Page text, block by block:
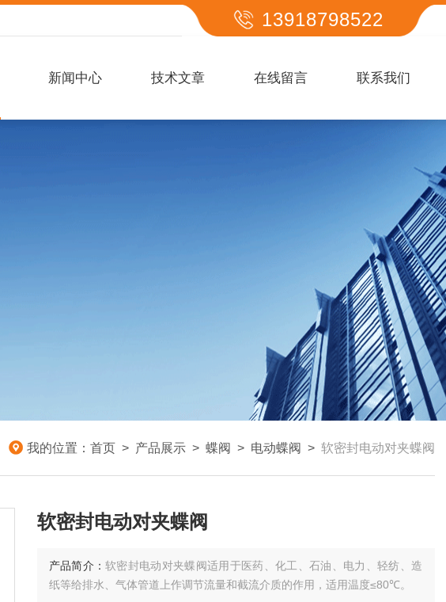
13918798522
新闻中心 技术文章 在线留言 联系我们
我的位置： 首页 > 产品展示 > 蝶阀 > 电动蝶阀 > 软密封电动对夹蝶阀
软密封电动对夹蝶阀
产品简介：软密封电动对夹蝶阀适用于医药、化工、石油、电力、轻纺、造
纸等给排水、气体管道上作调节流量和截流介质的作用，适用温度≤80℃。